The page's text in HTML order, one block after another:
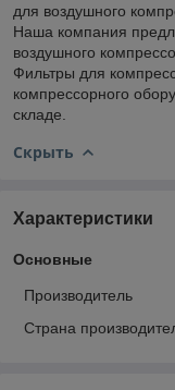
для воздушного
Наша компания
воздушного
Фильтры для
компрессорного
складе.
Скрыть
Характеристики
Основные
Производитель
Страна